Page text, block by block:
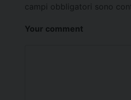
campi obbligatori sono
Your comment